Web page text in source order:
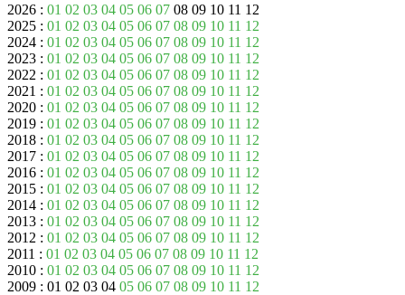
2026 : 01 02 03 04 05 06 07 08 09 10 11 12
2025 : 01 02 03 04 05 06 07 08 09 10 11 12
2024 : 01 02 03 04 05 06 07 08 09 10 11 12
2023 : 01 02 03 04 05 06 07 08 09 10 11 12
2022 : 01 02 03 04 05 06 07 08 09 10 11 12
2021 : 01 02 03 04 05 06 07 08 09 10 11 12
2020 : 01 02 03 04 05 06 07 08 09 10 11 12
2019 : 01 02 03 04 05 06 07 08 09 10 11 12
2018 : 01 02 03 04 05 06 07 08 09 10 11 12
2017 : 01 02 03 04 05 06 07 08 09 10 11 12
2016 : 01 02 03 04 05 06 07 08 09 10 11 12
2015 : 01 02 03 04 05 06 07 08 09 10 11 12
2014 : 01 02 03 04 05 06 07 08 09 10 11 12
2013 : 01 02 03 04 05 06 07 08 09 10 11 12
2012 : 01 02 03 04 05 06 07 08 09 10 11 12
2011 : 01 02 03 04 05 06 07 08 09 10 11 12
2010 : 01 02 03 04 05 06 07 08 09 10 11 12
2009 : 01 02 03 04 05 06 07 08 09 10 11 12